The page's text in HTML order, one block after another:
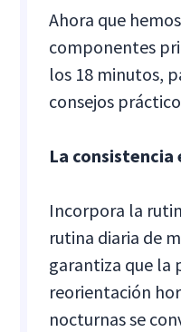
Ahora que
componentes
los 18 minutos,
consejos
La consistencia
Incorpora la
rutina diaria de
garantiza que la
reorientación
nocturnas se